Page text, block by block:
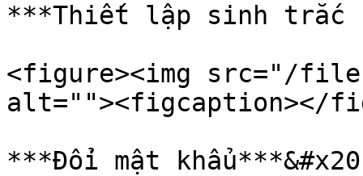
***Thiết lập sinh trắc
<figure><img src="/files/
alt=""><figcaption></
***Đổi mật